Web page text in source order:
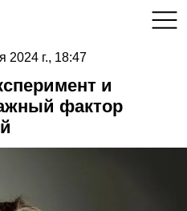
2024 г., 18:47
и
фактор